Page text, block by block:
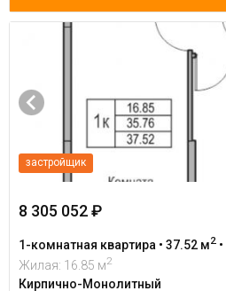
застройщик
8 305 052 ₽
1-комнатная квартира • 37.52 м2 •
Жилая: 16.85 м2
Кирпично-Монолитный